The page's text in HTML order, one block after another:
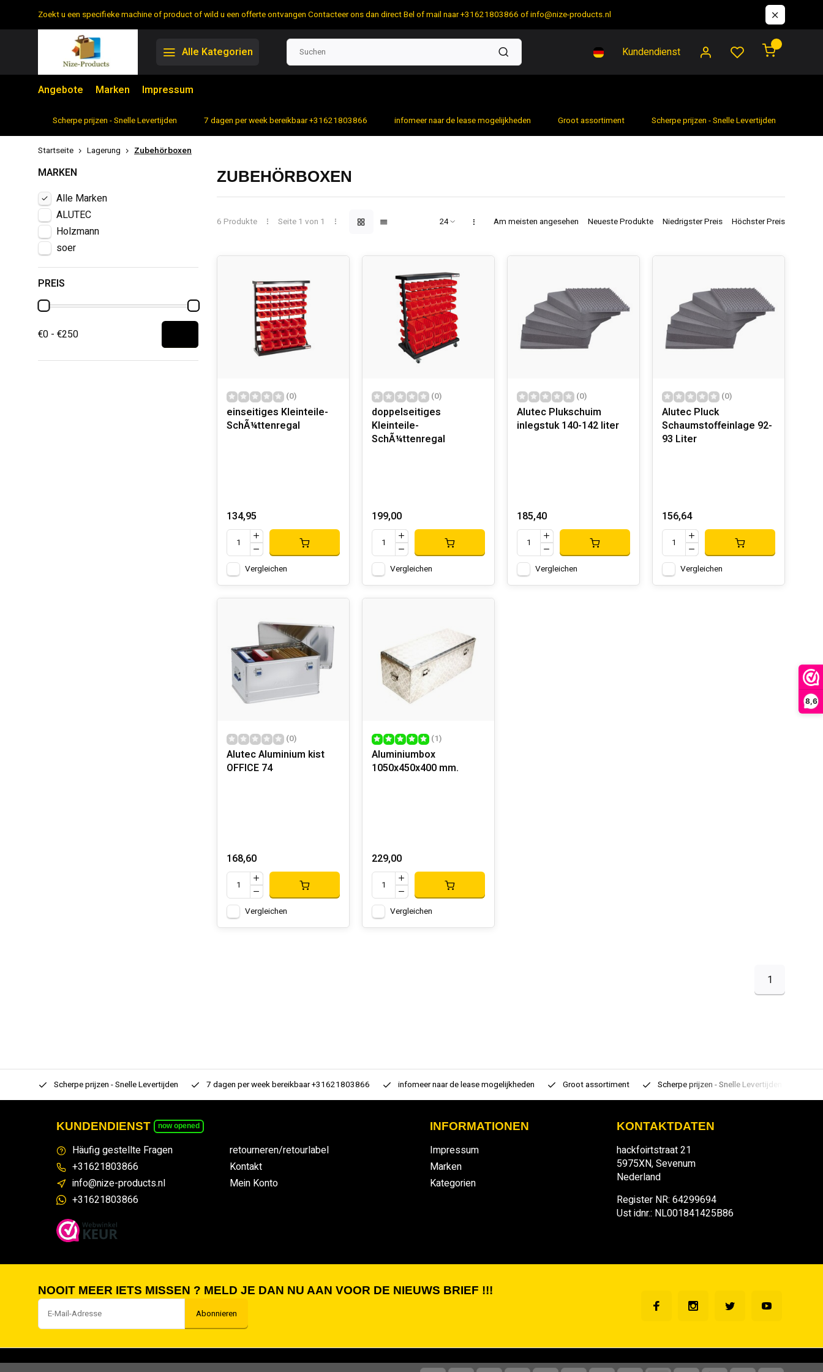
8,6
Zoekt u een specifieke machine of product of wild u een offerte ontvangen Contacteer ons dan direct Bel of mail naar +31621803866 ofinfo@nize-products.nl
Alle Kategorien Kundendienst
Angebote Marken Impressum
Scherpe prijzen - Snelle Levertijden 7 dagen per week bereikbaar +31621803866 infomeer naar de lease mogelijkheden Groot assortiment Scherpe prijzen - Snelle Levertijden
Startseite Lagerung Zubehörboxen
MARKEN
Alle Marken
ALUTEC
Holzmann
soer
PREIS
€0 - €250
ZUBEHÖRBOXEN
6 Produkte Seite 1 von 1 Am meisten angesehen Neueste Produkte Niedrigster Preis Höchster Preis
(0)
einseitiges Kleinteile-
SchÃ¼ttenregal
134,95
Vergleichen
(0)
doppelseitiges
Kleinteile-
SchÃ¼ttenregal
199,00
Vergleichen
(0)
Alutec Plukschuim
inlegstuk 140-142 liter
185,40
Vergleichen
(0)
Alutec Pluck
Schaumstoffeinlage 92-
93 Liter
156,64
Vergleichen
(0)
Alutec Aluminium kist
OFFICE 74
168,60
Vergleichen
(1)
Aluminiumbox
1050x450x400 mm.
229,00
Vergleichen
1
Scherpe prijzen - Snelle Levertijden 7 dagen per week bereikbaar +31621803866 infomeer naar de lease mogelijkheden Groot assortiment Scherpe prijzen - Snelle Levertijden
KUNDENDIENST now opened
Häufig gestellte Fragen
+31621803866
info@nize-products.nl
+31621803866
retourneren/retourlabel
Kontakt
Mein Konto
INFORMATIONEN
Impressum
Marken
Kategorien
KONTAKTDATEN
hackfoirtstraat 21
5975XN, Sevenum
Nederland
Register NR: 64299694
Ust idnr.: NL001841425B86
NOOIT MEER IETS MISSEN ? MELD JE DAN NU AAN VOOR DE NIEUWS BRIEF !!!
Abonnieren